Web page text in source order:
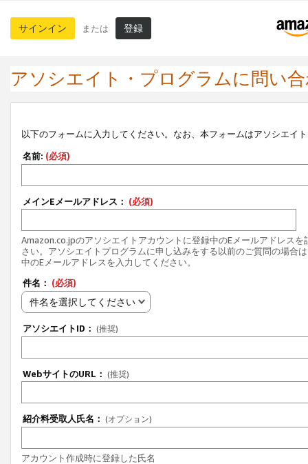
サインイン または 登録
アソシエイト・プログラムに問い
以下のフォームに入力してください。なお、本フォームはアソシエイ
名前: (必須)
メインEメールアドレス： (必須)
Amazon.co.jpのアソシエイトアカウントに登録中のEメールアドレスを
さい。アソシエイトプログラムに申し込みをする以前のご質問の場合
中のEメールアドレスを入力してください。
件名： (必須)
件名を選択してください
アソシエイトID： (推奨)
WebサイトのURL： (推奨)
紹介料受取人氏名： (オプション)
アカウント作成時に登録した氏名